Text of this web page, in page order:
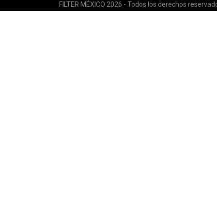
FILTER MÉXICO 2026 - Todos los derechos